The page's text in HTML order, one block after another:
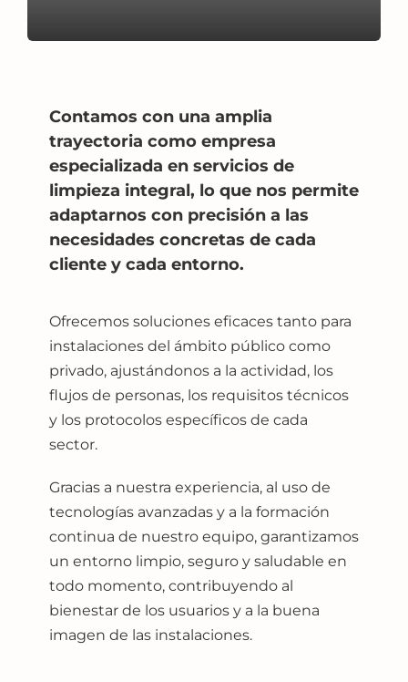
Blog
Contacto
Contamos con una amplia
trayectoria como empresa
especializada en servicios de
limpieza integral, lo que nos permite
adaptarnos con precisión a las
necesidades concretas de cada
cliente y cada entorno.
Ofrecemos soluciones eficaces tanto para
instalaciones del ámbito público como
privado, ajustándonos a la actividad, los
flujos de personas, los requisitos técnicos
y los protocolos específicos de cada
sector.
Gracias a nuestra experiencia, al uso de
tecnologías avanzadas y a la formación
continua de nuestro equipo, garantizamos
un entorno limpio, seguro y saludable en
todo momento, contribuyendo al
bienestar de los usuarios y a la buena
imagen de las instalaciones.